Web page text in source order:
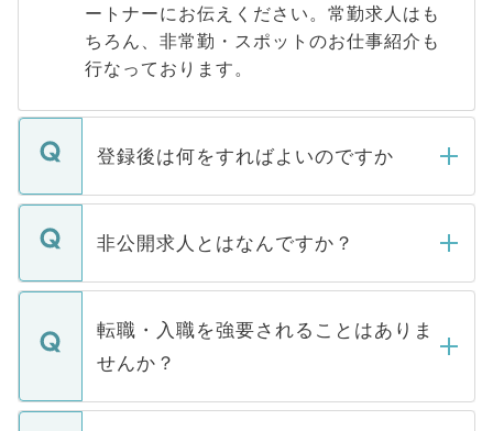
ートナーにお伝えください。常勤求人はも
ちろん、非常勤・スポットのお仕事紹介も
行なっております。
登録後は何をすればよいのですか
ご登録いただきましたら、弊社担当者がご
登録内容を確認し、その後メールもしくは
ます。通常、5営業日以内にはご連絡をせて
いただきますので、しばらくお待ちくださ
い。
非公開求人とはなんですか？
マイナビDOCTORで取り扱っている求人の
うち約3割は、Webサイトからご覧いただ
けない「非公開求人」です。非公開求人は
下記の理由によって、一般には公開してい
ません。
転職・入職を強要されることはありま
せんか？
転職・入職を強要することは一切ありませ